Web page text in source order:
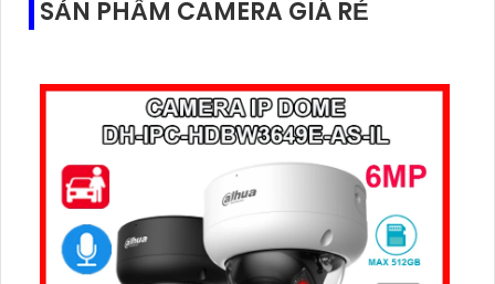
SẢN PHẨM CAMERA GIÁ RẺ